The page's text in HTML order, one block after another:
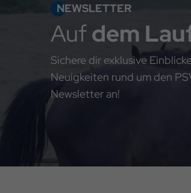
NEWSLETTER
Aufdem
Sichere dir exklusive
Neuigkeiten rund um den
Newsletter an!